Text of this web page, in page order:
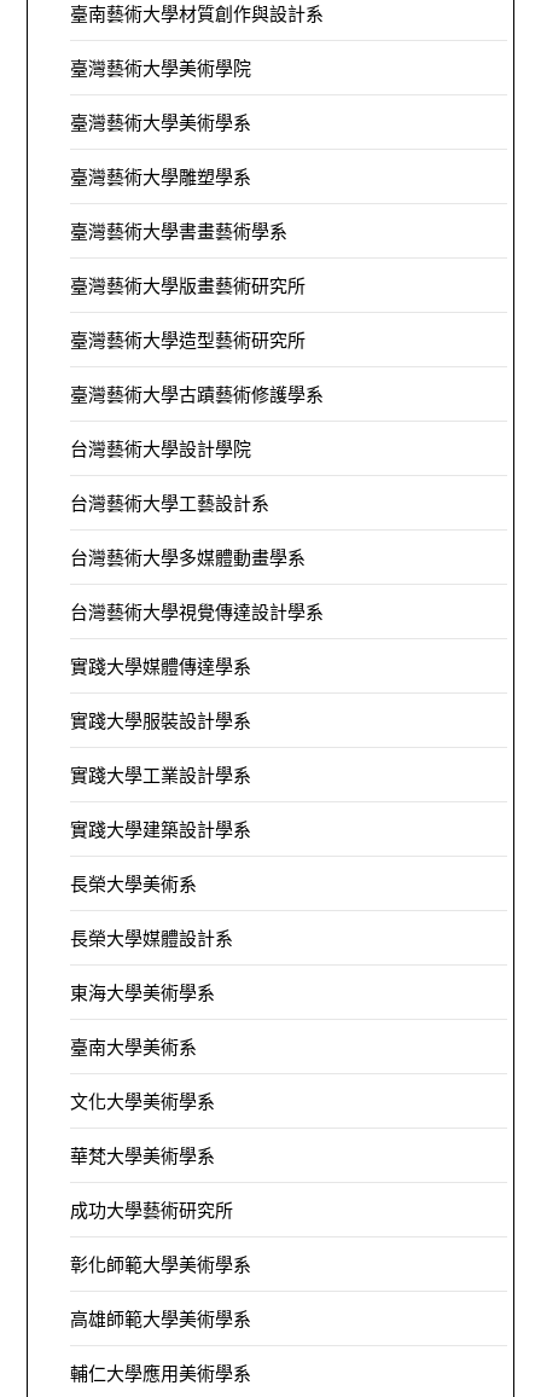
臺南藝術大學材質創作與設計系
臺灣藝術大學美術學院
臺灣藝術大學美術學系
臺灣藝術大學雕塑學系
臺灣藝術大學書畫藝術學系
臺灣藝術大學版畫藝術研究所
臺灣藝術大學造型藝術研究所
臺灣藝術大學古蹟藝術修護學系
台灣藝術大學設計學院
台灣藝術大學工藝設計系
台灣藝術大學多媒體動畫學系
台灣藝術大學視覺傳達設計學系
實踐大學媒體傳達學系
實踐大學服裝設計學系
實踐大學工業設計學系
實踐大學建築設計學系
長榮大學美術系
長榮大學媒體設計系
東海大學美術學系
臺南大學美術系
文化大學美術學系
華梵大學美術學系
成功大學藝術研究所
彰化師範大學美術學系
高雄師範大學美術學系
輔仁大學應用美術學系